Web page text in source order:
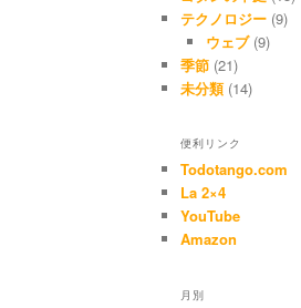
テクノロジー (9)
ウェブ(9)
季節 (21)
未分類(14)
便利リンク
Todotango.com
La 2×4
YouTube
Amazon
月別